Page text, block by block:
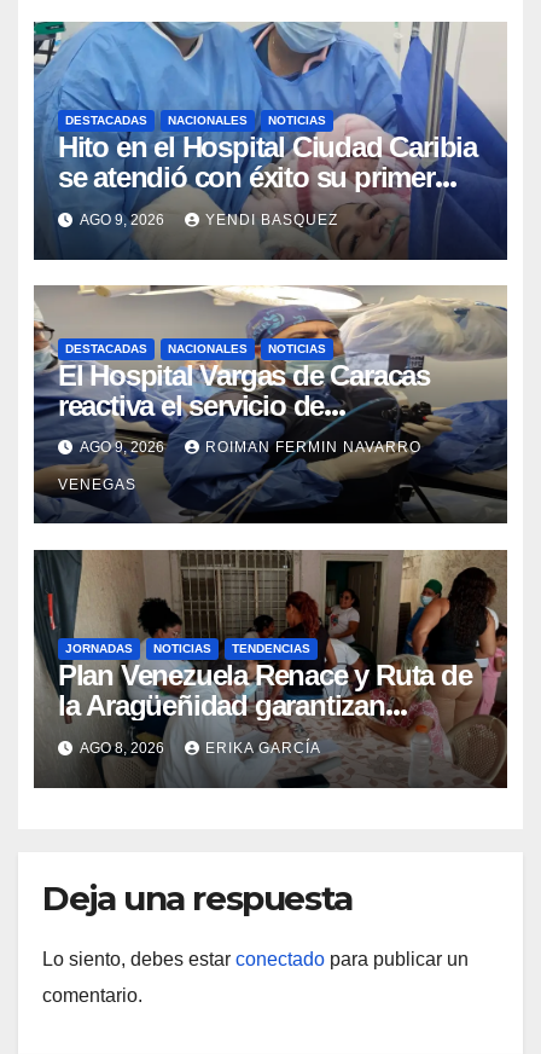
DESTACADAS NACIONALES NOTICIAS
Hito en el Hospital Ciudad Caribia
se atendió con éxito su primer
parto gemelar
AGO 9, 2026 YENDI BASQUEZ
DESTACADAS NACIONALES NOTICIAS
El Hospital Vargas de Caracas
reactiva el servicio de
Colangiopancreatografía
Retrógrada Endoscópica para
beneficiar a cientos de pacientes
AGO 9, 2026 ROIMAN FERMIN NAVARRO
VENEGAS
JORNADAS NOTICIAS TENDENCIAS
Plan Venezuela Renace y Ruta de
la Aragüeñidad garantizan
atención médica integral en
Aragua
AGO 8, 2026 ERIKA GARCÍA
Deja una respuesta
Lo siento, debes estar conectado para publicar un
comentario.